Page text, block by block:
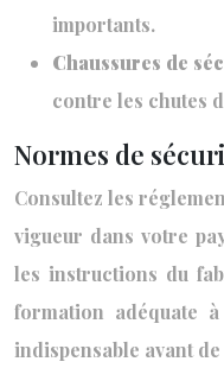
importants.
Chaussures de
contre les chutes
Normes de
Consultez les
vigueur dans votre
les instructions du
formation adéquate
indispensable avant